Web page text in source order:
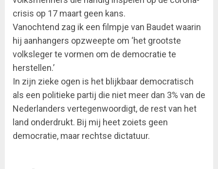
crisis op 17 maart geen kans.
Vanochtend zag ik een filmpje van Baudet waarin
hij aanhangers opzweepte om ‘het grootste
volksleger te vormen om de democratie te
herstellen.’
In zijn zieke ogen is het blijkbaar democratisch
als een politieke partij die niet meer dan 3% van de
Nederlanders vertegenwoordigt, de rest van het
land onderdrukt. Bij mij heet zoiets geen
democratie, maar rechtse dictatuur.